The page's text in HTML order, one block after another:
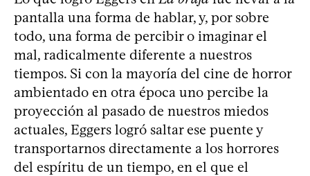
pantalla una forma de hablar, y, por sobre
todo, una forma de percibir o imaginar el
mal, radicalmente diferente a nuestros
tiempos. Si con la mayoría del cine de horror
ambientado en otra época uno percibe la
proyección al pasado de nuestros miedos
actuales, Eggers logró saltar ese puente y
transportarnos directamente a los horrores
del espíritu de un tiempo, en el que el